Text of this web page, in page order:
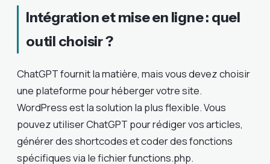
Intégration et mise en ligne : quel
outil choisir ?
ChatGPT fournit la matière, mais vous devez choisir
une plateforme pour héberger votre site.
WordPress est la solution la plus flexible. Vous
pouvez utiliser ChatGPT pour rédiger vos articles,
générer des shortcodes et coder des fonctions
spécifiques via le fichier functions.php.